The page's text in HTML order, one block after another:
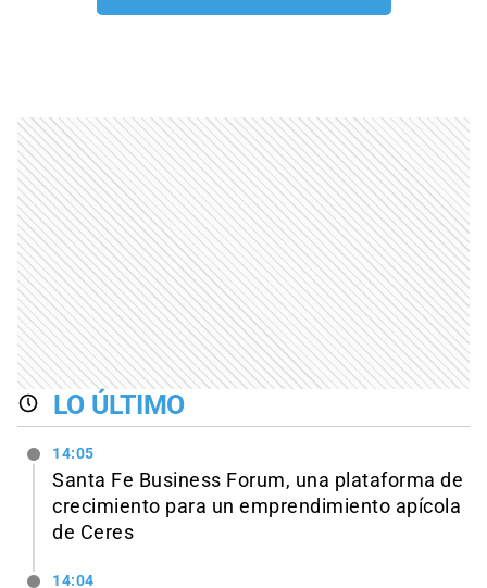
LO ÚLTIMO
14:05
Santa Fe Business Forum, una plataforma de
crecimiento para un emprendimiento apícola
de Ceres
14:04